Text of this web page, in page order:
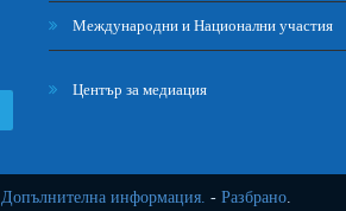
Допълнителна информация. - Разбрано.
Международни и Национални участия
Център за медиация